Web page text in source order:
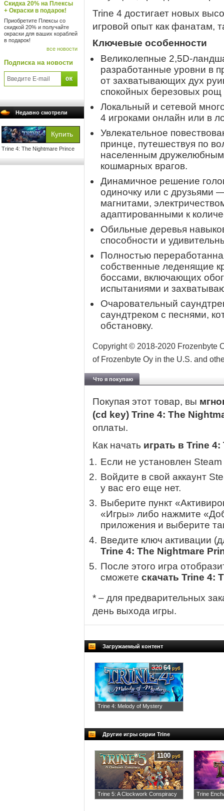
Скидка 20% на Плексы
+ Окраски в подарок!
Приобретите Плексы со
скидкой 20% и получайте
окраски для ваших кораблей
в подарок!
все новости
Подписка на новости
Недавно смотрели
Trine 4: The Nightmare Prince
Trine 4 достигает новых
игровой опыт как фанатам,
Ключевые особенности
Великолепные 2,5D-
разработанные уровни в
от захватывающих дух
спокойных березовых
Локальный и сетевой
4 игроками онлайн или в
Увлекательное
принце, путешествуя по
населенным
кошмарных врагов.
Динамичное решение
одиночку или с друзьями
магнитами,
адаптированными к
Обильные деревья
способности и
Полностью
собственные леденящие
боссами, включающих
испытаниями и
Очаровательный
саундтреком с песнями,
обстановку.
Copyright © 2018-2020 Frozenbyte
of Frozenbyte Oy in the U.S. and
Что я покупаю
Покупая этот товар, вы
(cd key) Trine 4: The
оплаты.
Как начать играть в Trine
Если не установлен
Войдите в свой аккаунт
у вас его еще нет.
Выберите пункт
«Игры» либо нажмите
приложения и выберите
Введите ключ активации
Trine 4: The Nightmare
После этого игра
сможете скачать Trine 4:
* – для предварительных
день выхода игры.
Загружаемый контент
Trine 4: Melody of Mystery
320 64руб
Другие игры серии Trine
Trine 5: A Clockwork Conspiracy
1100 руб
Trine